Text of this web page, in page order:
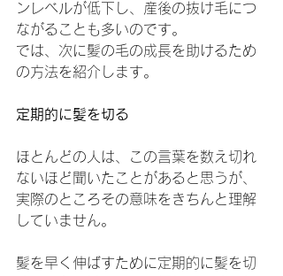
ンレベルが低下し、産後の抜け毛につ
ながることも多いのです。
では、次に髪の毛の成長を助けるため
の方法を紹介します。
定期的に髪を切る
ほとんどの人は、この言葉を数え切れ
ないほど聞いたことがあると思うが、
実際のところその意味をきちんと理解
していません。
髪を早く伸ばすために定期的に髪を切